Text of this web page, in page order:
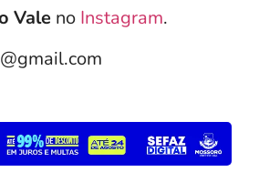
Vale no Instagram.